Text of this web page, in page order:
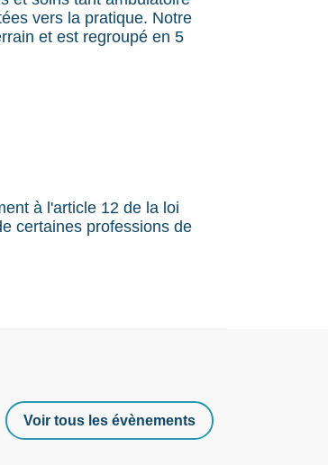
vers la pratique. Notre
et est regroupé en 5
à l'article 12 de la loi
certaines professions de
Voir tous les évènements